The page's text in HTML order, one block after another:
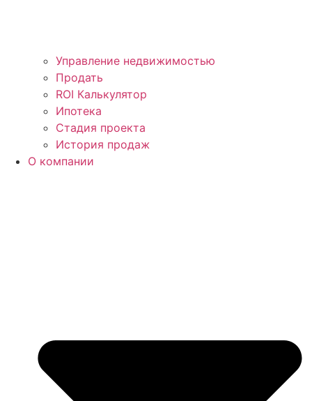
Управление недвижимостью
Продать
ROI Калькулятор
Ипотека
Стадия проекта
История продаж
О компании